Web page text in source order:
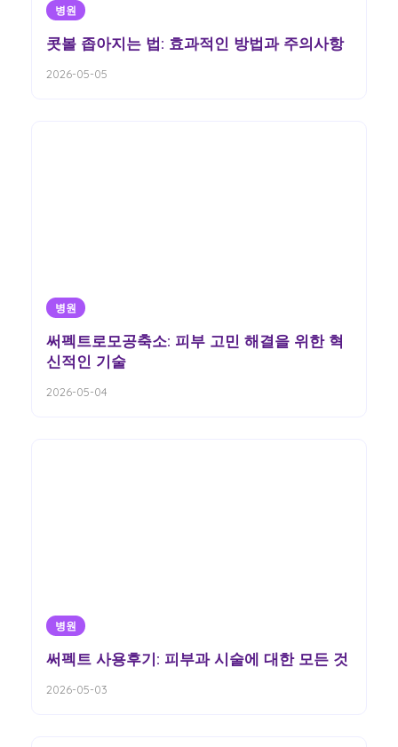
병원
콧볼 좁아지는 법: 효과적인 방법과 주의사항
2026-05-05
병원
써펙트로모공축소: 피부 고민 해결을 위한 혁
신적인 기술
2026-05-04
병원
써펙트 사용후기: 피부과 시술에 대한 모든 것
2026-05-03